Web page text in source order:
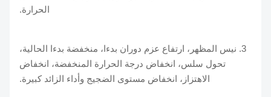
الحرارة.
3. نيس المظهر، ارتفاع عزم دوران بدءا، منخفضة بدءا الحالية،
تحول سلس، انخفاض درجة الحرارة المنخفضة، انخفاض
الاهتزاز، انخفاض مستوى الضجيج وأداء الزائد كبيرة.